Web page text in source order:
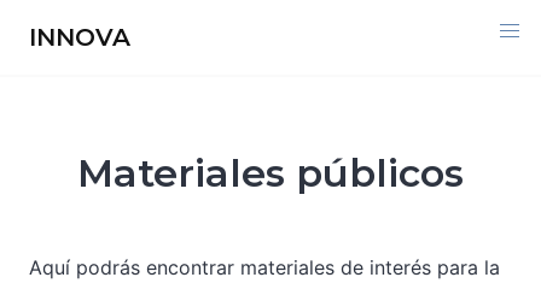
INNOVA
Materiales públicos
Aquí podrás encontrar materiales de interés para la